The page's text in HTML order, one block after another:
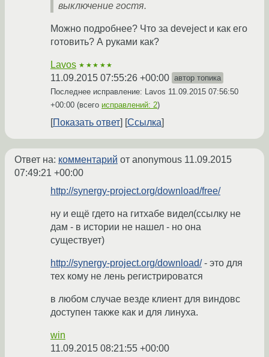
выключение гостя.
Можно подробнее? Что за deveject и как его
готовить? А руками как?
Lavos ★★★★★
11.09.2015 07:55:26 +00:00 автор топика
Последнее исправление: Lavos 11.09.2015 07:56:50
+00:00 (всего исправлений: 2)
Показать ответ Ссылка
Ответ на: комментарий от anonymous 11.09.2015
07:49:21 +00:00
http://synergy-project.org/download/free/
ну и ещё гдето на гитхабе видел(ссылку не
дам - в истории не нашел - но она
существует)
http://synergy-project.org/download/- это для
тех кому не лень регистрироватся
в любом случае везде клиент для виндовс
доступен также как и для линуха.
win
11.09.2015 08:21:55 +00:00